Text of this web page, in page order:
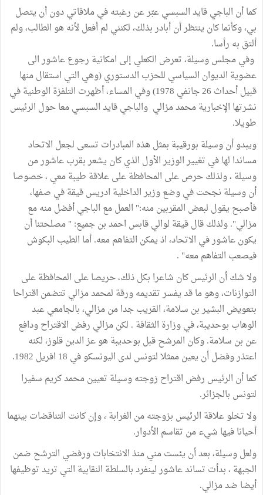
كما أن الباجي قايد السبسي عبّر عن رغبته في ملاقاتي دون أن يتصل
بي، وكأنما كان ينتظر أن أبادر بذلك، لكنني لم أفعل لأنه هو الطالب، ولم
ألتق به رأسا.
وفي مجلس وسيلة، تعرض الكعلي إلى امكانية رجوع عاشور الى
عضوية الديوان السياسي للحزب الدستوري (وهي التي استقال منها
قبيل أحداث 26 جانفي 1978) وفي المساء، أظهرت التلفزة الوطنية في
نشرتها الإخبارية محمد مزالي والباجي قايد السبسي معا حول الرئيس
طويلا.
ويبدو أن وسيلة بورقيبة بمثل هذه المبادرات تسعى لجعل الاتحاد
مساندا لها في تغيير الوزير الأول الذي كان يشعر بقرب عاشور من
وسيلة ، ولذلك حرص على المحافظة على علاقة طيبة معي ، خصوصا
أن وسيلة نجحت في وضع وزير الداخلية ادريس قيقة في صفها،
فأصبح يقول لبعض المقربين منه:" العمل مع الباجي أفضل منه مع
مزالي". ولذلك قال قيقة لوالي قابس احمد بن جميع: " مصلحتنا أن
يكون عاشور في الاتحاد، اذ يمكن التفاهم معه. أما الطيب البكوش
فيصعب التفاهم معه" .
ولا شك أن الرئيس كان شاعرا بكل ذلك، حريصا على المحافظة على
التوازنات، وهو ما قد يفسر تقديمه ورقة لمحمد مزالي تتضمن اقتراحا
بتعويض البشير بن سلامة، القريب جدا من مزالي، بالجامعي عبد
الوهاب بوحديبة، في وزارة الثقافة . لكن مزالي رفض الاقتراح ودافع
عن بن سلامة. وكان المرشح قبل بوحديبة هو عز الدين قلوز، لكنه
اعتذر وفضل أن يعين ممثلا لتونس لدى اليونسكو في 18 افريل 1982.
كما أن الرئيس رفض اقتراح زوجته وسيلة تعيين محمد كريم سفيرا
لتونس بالجزائر.
ولا تخلو علاقة الرئيس بزوجته من الغرابة ، وإن كانت التناقضات بينهما
أحيانا فيها شيء من تقاسم الأدوار.
ولعل وسيلة، بعد أن يئست مني منذ الانتخابات ورفضي الترشح ضمن
الجبهة ، بدأت تساند عاشور لينفرد بالسلطة النقابية التي تريد توظيفها
أيضا ضد مزالي.